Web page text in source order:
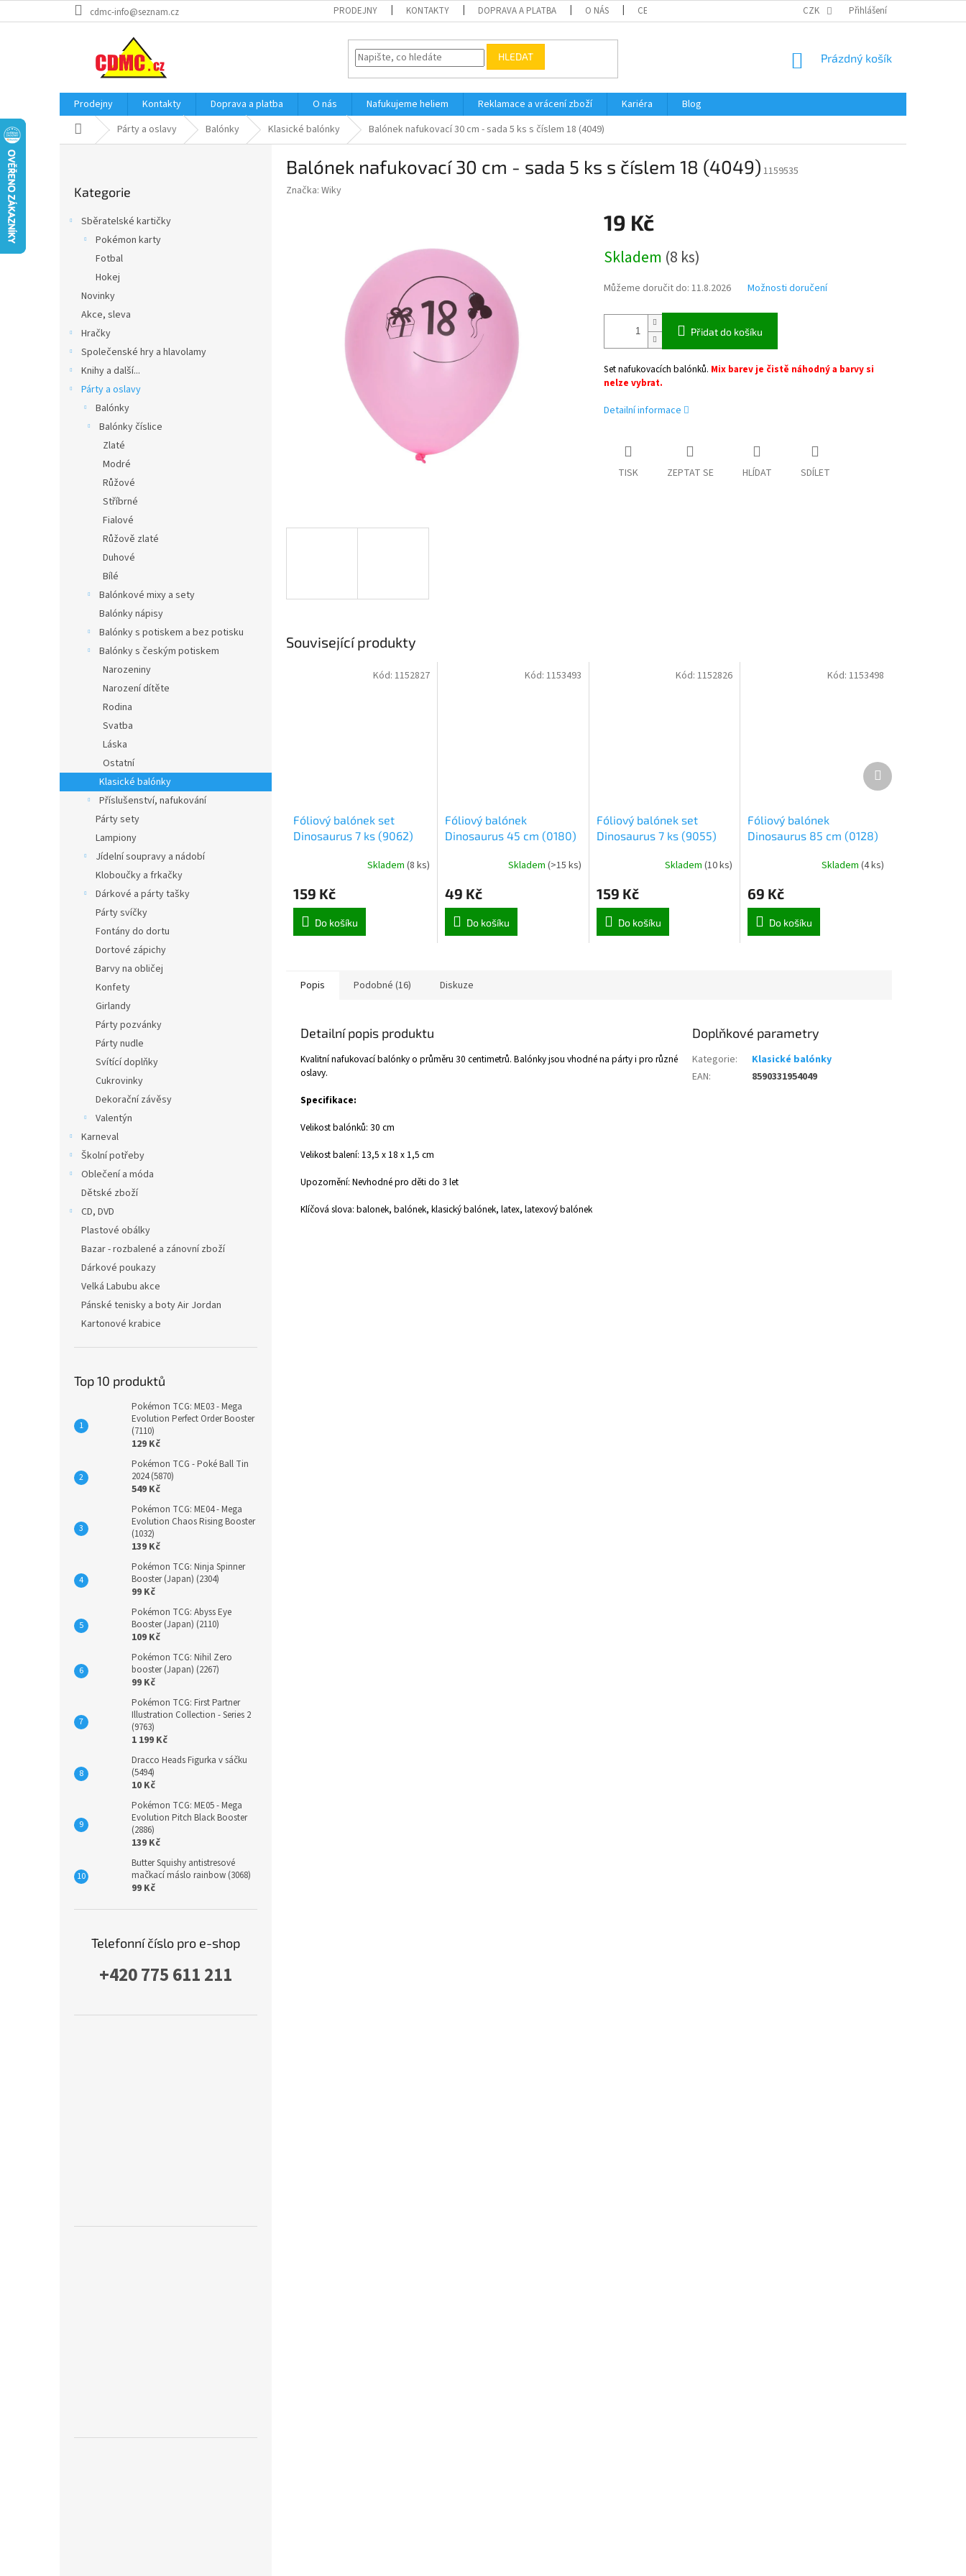
na
cdmc-info@seznam.cz PRODEJNY KONTAKTY DOPRAVA A PLATBA O NÁS CERTIFIKÁTY A NÁVODY OBCHODNÍ PODMÍNKY OCHRANA OSOBNÍCH
CZK Přihlášení
HLEDAT
NÁKUPNÍ
Prázdný košík
Prodejny Kontakty Doprava a platba O nás Nafukujeme heliem Reklamace a vrácení zboží Kariéra
Blog
Domů Párty a oslavy Balónky Klasické balónky Balónek nafukovací 30 cm - sada 5 ks s číslem 18 (4049)
kategorie
Kategorie
Sběratelské kartičky
Pokémon karty
Fotbal
Hokej
Novinky
Akce, sleva
Hračky
Společenské hry a hlavolamy
Knihy a další...
Párty a oslavy
Balónky
Balónky číslice
Zlaté
Modré
Růžové
Stříbrné
Fialové
Růžově zlaté
Duhové
Bílé
Balónkové mixy a sety
Balónky nápisy
Balónky s potiskem a bez potisku
Balónky s českým potiskem
Narozeniny
Narození dítěte
Rodina
Svatba
Láska
Ostatní
Klasické balónky
Příslušenství, nafukování
Párty sety
Lampiony
Jídelní soupravy a nádobí
Kloboučky a frkačky
Dárkové a párty tašky
Párty svíčky
Fontány do dortu
Dortové zápichy
Barvy na obličej
Konfety
Girlandy
Párty pozvánky
Párty nudle
Svítící doplňky
Cukrovinky
Dekorační závěsy
Valentýn
Karneval
Školní potřeby
Oblečení a móda
Dětské zboží
CD, DVD
Plastové obálky
Bazar - rozbalené a zánovní zboží
Dárkové poukazy
Velká Labubu akce
Pánské tenisky a boty Air Jordan
Kartonové krabice
Top 10 produktů
Pokémon TCG: ME03 - Mega
Evolution Perfect Order Booster
(7110)
129 Kč
Pokémon TCG - Poké Ball Tin
2024 (5870)
549 Kč
Pokémon TCG: ME04 - Mega
Evolution Chaos Rising Booster
(1032)
139 Kč
Pokémon TCG: Ninja Spinner
Booster (Japan) (2304)
99 Kč
Pokémon TCG: Abyss Eye
Booster (Japan) (2110)
109 Kč
Pokémon TCG: Nihil Zero
booster (Japan) (2267)
99 Kč
Pokémon TCG: First Partner
Illustration Collection - Series 2
(9763)
1 199 Kč
Dracco Heads Figurka v sáčku
(5494)
10 Kč
Pokémon TCG: ME05 - Mega
Evolution Pitch Black Booster
(2886)
139 Kč
Butter Squishy antistresové
mačkací máslo rainbow (3068)
99 Kč
Telefonní číslo pro e-shop
+420 775 611 211
Balónek nafukovací 30 cm - sada 5 ks s číslem 18 (4049) 1159535
Značka: Wiky
19 Kč
cena:
Skladem (8 ks)
Můžeme doručit do: 11.8.2026 Možnosti doručení
Přidat do košíku
Set nafukovacích balónků. Mix barev je čistě náhodný a barvy si
nelze vybrat.
Detailní informace
TISK ZEPTAT SE HLÍDAT SDÍLET
Související produkty
Fóliový balónek set
Dinosaurus 7 ks (9062)
Skladem (8 ks)
159 Kč
Do košíku
Kód: 1152827
Fóliový balónek
Dinosaurus 45 cm (0180)
Skladem (>15 ks)
49 Kč
Do košíku
Kód: 1153493
Fóliový balónek set
Dinosaurus 7 ks (9055)
Skladem(10 ks)
159 Kč
Do košíku
Kód:1152826
Fóliový balónek
Dinosaurus 85 cm (0128)
Skladem (4 ks)
69 Kč
Do košíku
Kód: 1153498
Další
produkt
Popis Podobné (16) Diskuze
Detailní popis produktu
Kvalitní nafukovací balónky o průměru 30 centimetrů. Balónky jsou vhodné na párty i pro různé
oslavy.
Specifikace:
Velikost balónků: 30 cm
Velikost balení: 13,5 x 18 x 1,5 cm
Upozornění: Nevhodné pro děti do 3 let
Klíčová slova: balonek, balónek, klasický balónek, latex, latexový balónek
Doplňkové parametry
Kategorie:
Klasické balónky
EAN: 8590331954049